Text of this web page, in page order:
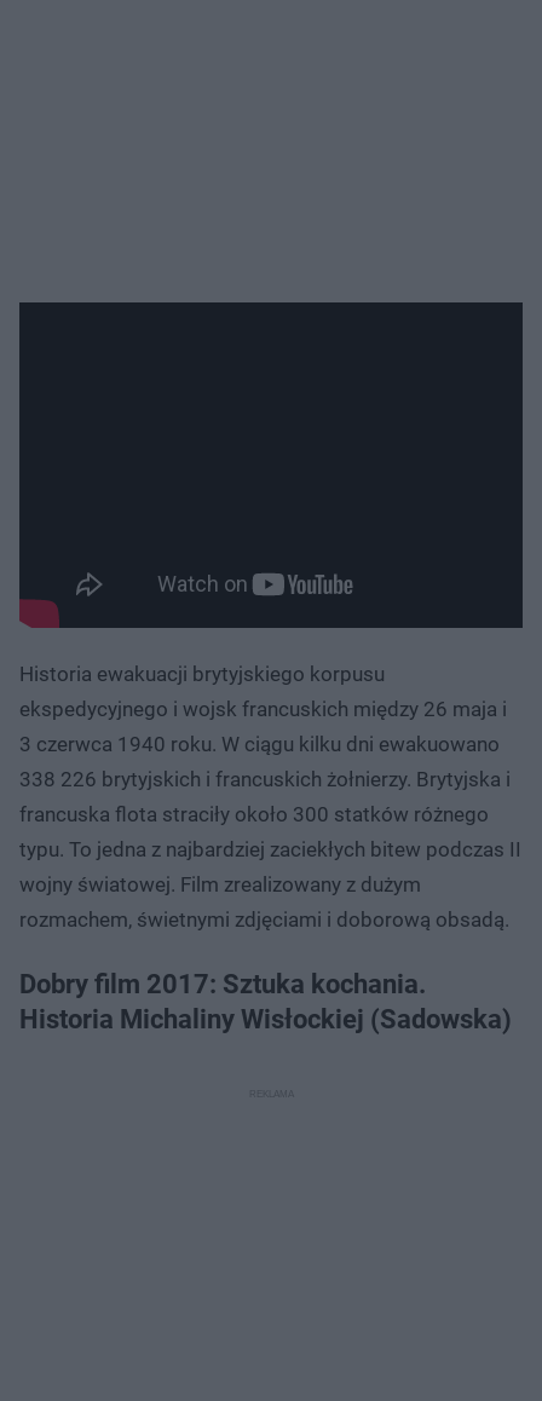
Historia ewakuacji brytyjskiego korpusu
ekspedycyjnego i wojsk francuskich między 26 maja i
3 czerwca 1940 roku. W ciągu kilku dni ewakuowano
338 226 brytyjskich i francuskich żołnierzy. Brytyjska i
francuska flota straciły około 300 statków różnego
typu. To jedna z najbardziej zaciekłych bitew podczas II
wojny światowej. Film zrealizowany z dużym
rozmachem, świetnymi zdjęciami i doborową obsadą.
Dobry film 2017: Sztuka kochania.
Historia Michaliny Wisłockiej (Sadowska)